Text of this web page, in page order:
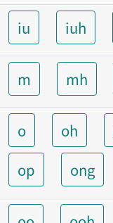
iu iuh
m mh
o oh
op
ong